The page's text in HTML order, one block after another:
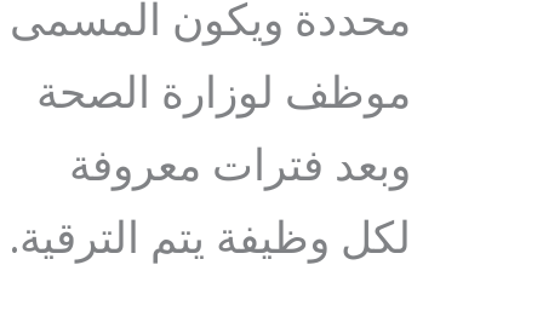
محددة ويكون المسمى
موظف لوزارة الصحة
وبعد فترات معروفة
لكل وظيفة يتم الترقية.